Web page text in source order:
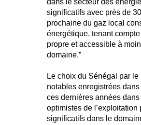
significatifs avec près de
prochaine du gaz local
énergétique, tenant
propre et accessible à
domaine.”
Le choix du Sénégal par
notables enregistrées
ces dernières années
optimistes de
significatifs dans le